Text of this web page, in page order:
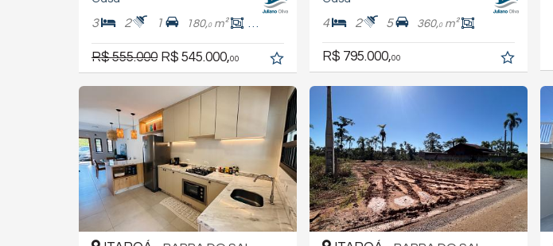
3 2 1 180,0m² 83,
R$ 555.000 R$ 545.000,00
4 2 5 360,0m²
R$ 795.000,00